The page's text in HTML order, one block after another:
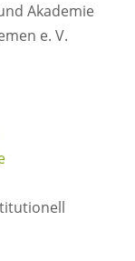
Akademie
e. V.